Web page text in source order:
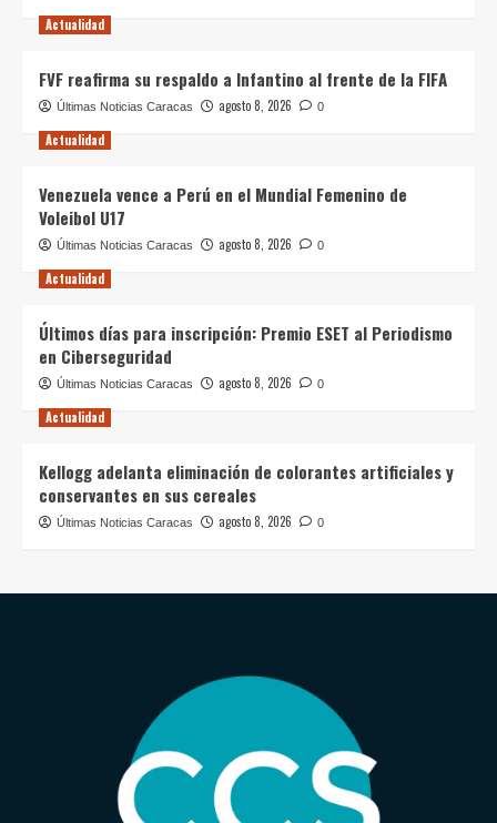
Actualidad
FVF reafirma su respaldo a Infantino al frente de la FIFA
Últimas Noticias Caracas agosto 8, 2026 0
Actualidad
Venezuela vence a Perú en el Mundial Femenino de
Voleibol U17
Últimas Noticias Caracas agosto 8, 2026 0
Actualidad
Últimos días para inscripción: Premio ESET al Periodismo
en Ciberseguridad
Últimas Noticias Caracas agosto 8, 2026 0
Actualidad
Kellogg adelanta eliminación de colorantes artificiales y
conservantes en sus cereales
Últimas Noticias Caracas agosto 8, 2026 0